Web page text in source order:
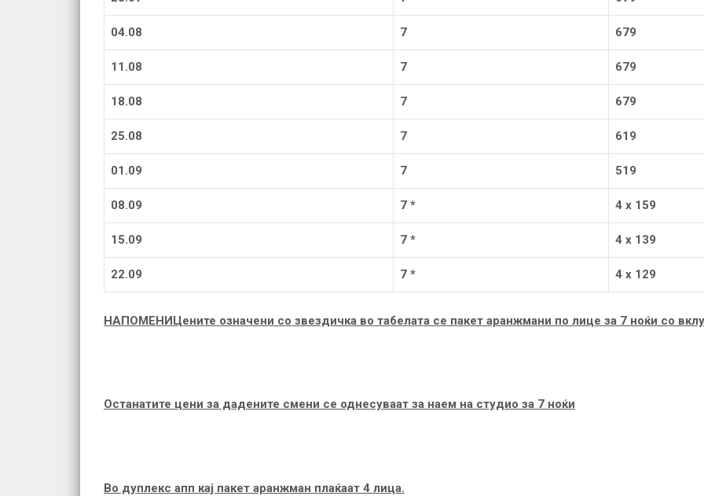
04.08 7 679
11.08 7 679
18.08 7 679
25.08 7 619
01.09 7 519
08.09 7 * 4 х 159
15.09 7 * 4 х 139
22.09 7 * 4 х 129
НАПОМЕНИЦените означени со звездичка во табелата се пакет аранжмани по лице за 7 ноќи со
Останатите цени за дадените смени се однесуваат за наем на студио за 7 ноќи
Во дуплекс апп кај пакет аранжман плаќаат 4 лица.